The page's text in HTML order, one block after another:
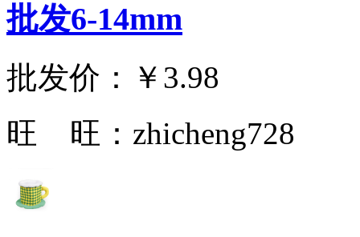
批发6-14mm
批发价：
￥3.98
旺 旺： zhicheng728